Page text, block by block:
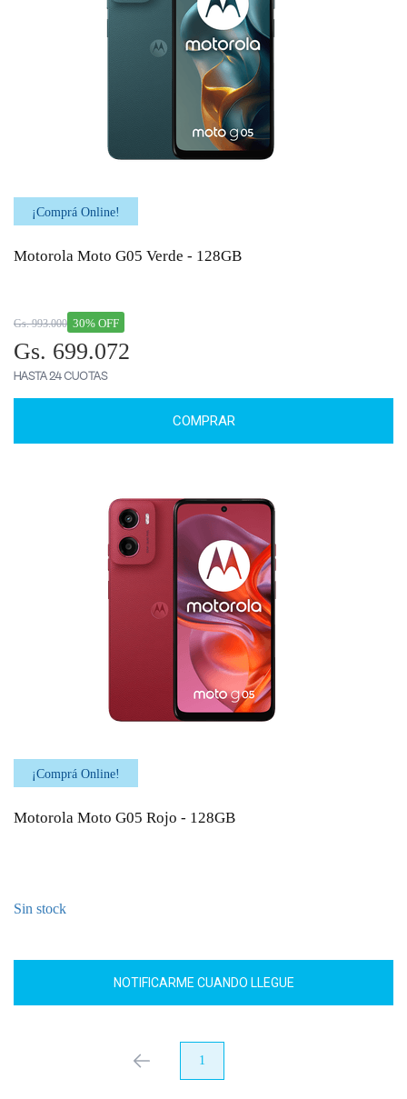
¡Comprá Online!
Motorola Moto G05 Verde - 128GB
30% OFF
Gs. 993.000
Gs. 699.072
HASTA 24 CUOTAS
COMPRAR
¡Comprá Online!
Motorola Moto G05 Rojo - 128GB
Sin stock
NOTIFICARME CUANDO LLEGUE
anterior 1